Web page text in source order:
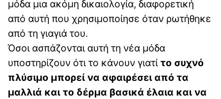
μόδα μια ακόμη δικαιολογία, διαφορετική
από αυτή που χρησιμοποίησε όταν ρωτήθηκε
από τη γιαγιά του.
Όσοι ασπάζονται αυτή τη νέα μόδα
υποστηρίζουν ότι το κάνουν γιατί το συχνό
πλύσιμο μπορεί να αφαιρέσει από τα
μαλλιά και το δέρμα βασικά έλαια και να